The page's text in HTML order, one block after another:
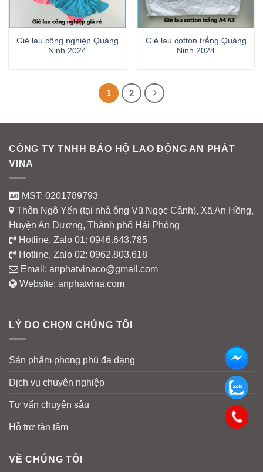
Giẻ lau công nghiệp Quảng
Ninh 2024
Giẻ lau cotton trắng Quảng
Ninh 2024
1 2
CÔNG TY TNHH BẢO HỘ LAO ĐỘNG AN PHÁT
VINA
MST: 0201789793
Thôn Ngô Yến (tại nhà ông Vũ Ngọc Cảnh), Xã An Hồng,
Huyện An Dương, Thành phố Hải Phòng
Hotline, Zalo 01: 0946.643.785
Hotline, Zalo 02: 0962.803.618
Email: anphatvinaco@gmail.com
Website: anphatvina.com
LÝ DO CHỌN CHÚNG TÔI
Sản phẩm phong phú đa dạng
Dịch vụ chuyên nghiệp
Tư vấn chuyên sâu
Hỗ trợ tận tâm
VỀ CHÚNG TÔI